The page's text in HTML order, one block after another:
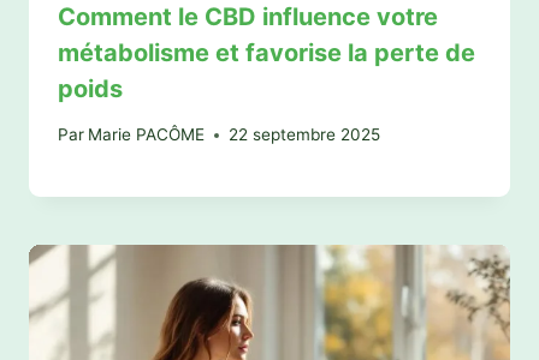
Comment le CBD influence votre
métabolisme et favorise la perte de
poids
Par Marie PACÔME 22 septembre 2025